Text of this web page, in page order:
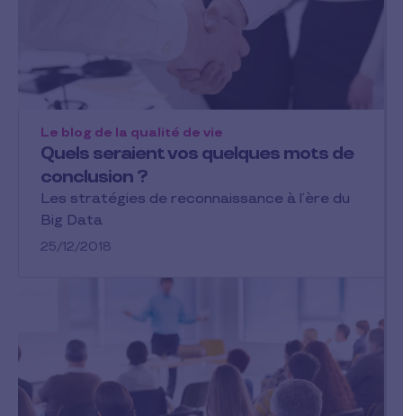
Quels seraient vos quelques mots de
conclusion ?
Le blog de la qualité de vie
Les stratégies de reconnaissance à l’ère du
Big Data
25/12/2018